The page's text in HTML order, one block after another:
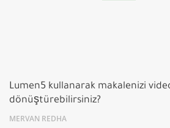
Lumen5 kullanarak makalenizi
dönüştürebilirsiniz?
MERVAN REDHA